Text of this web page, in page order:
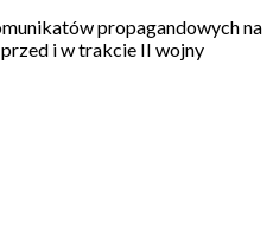
propagandowych na
i w trakcie II wojny